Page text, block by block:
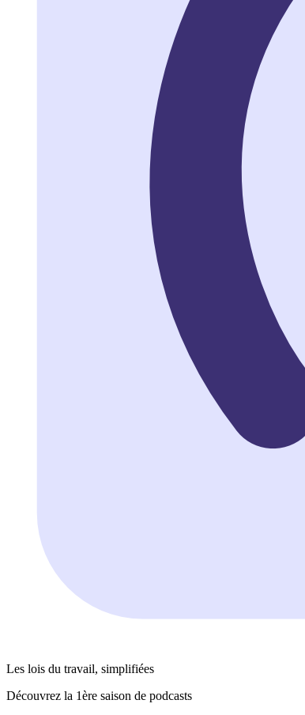
Les lois du travail, simplifiées
Découvrez la 1ère saison de podcasts